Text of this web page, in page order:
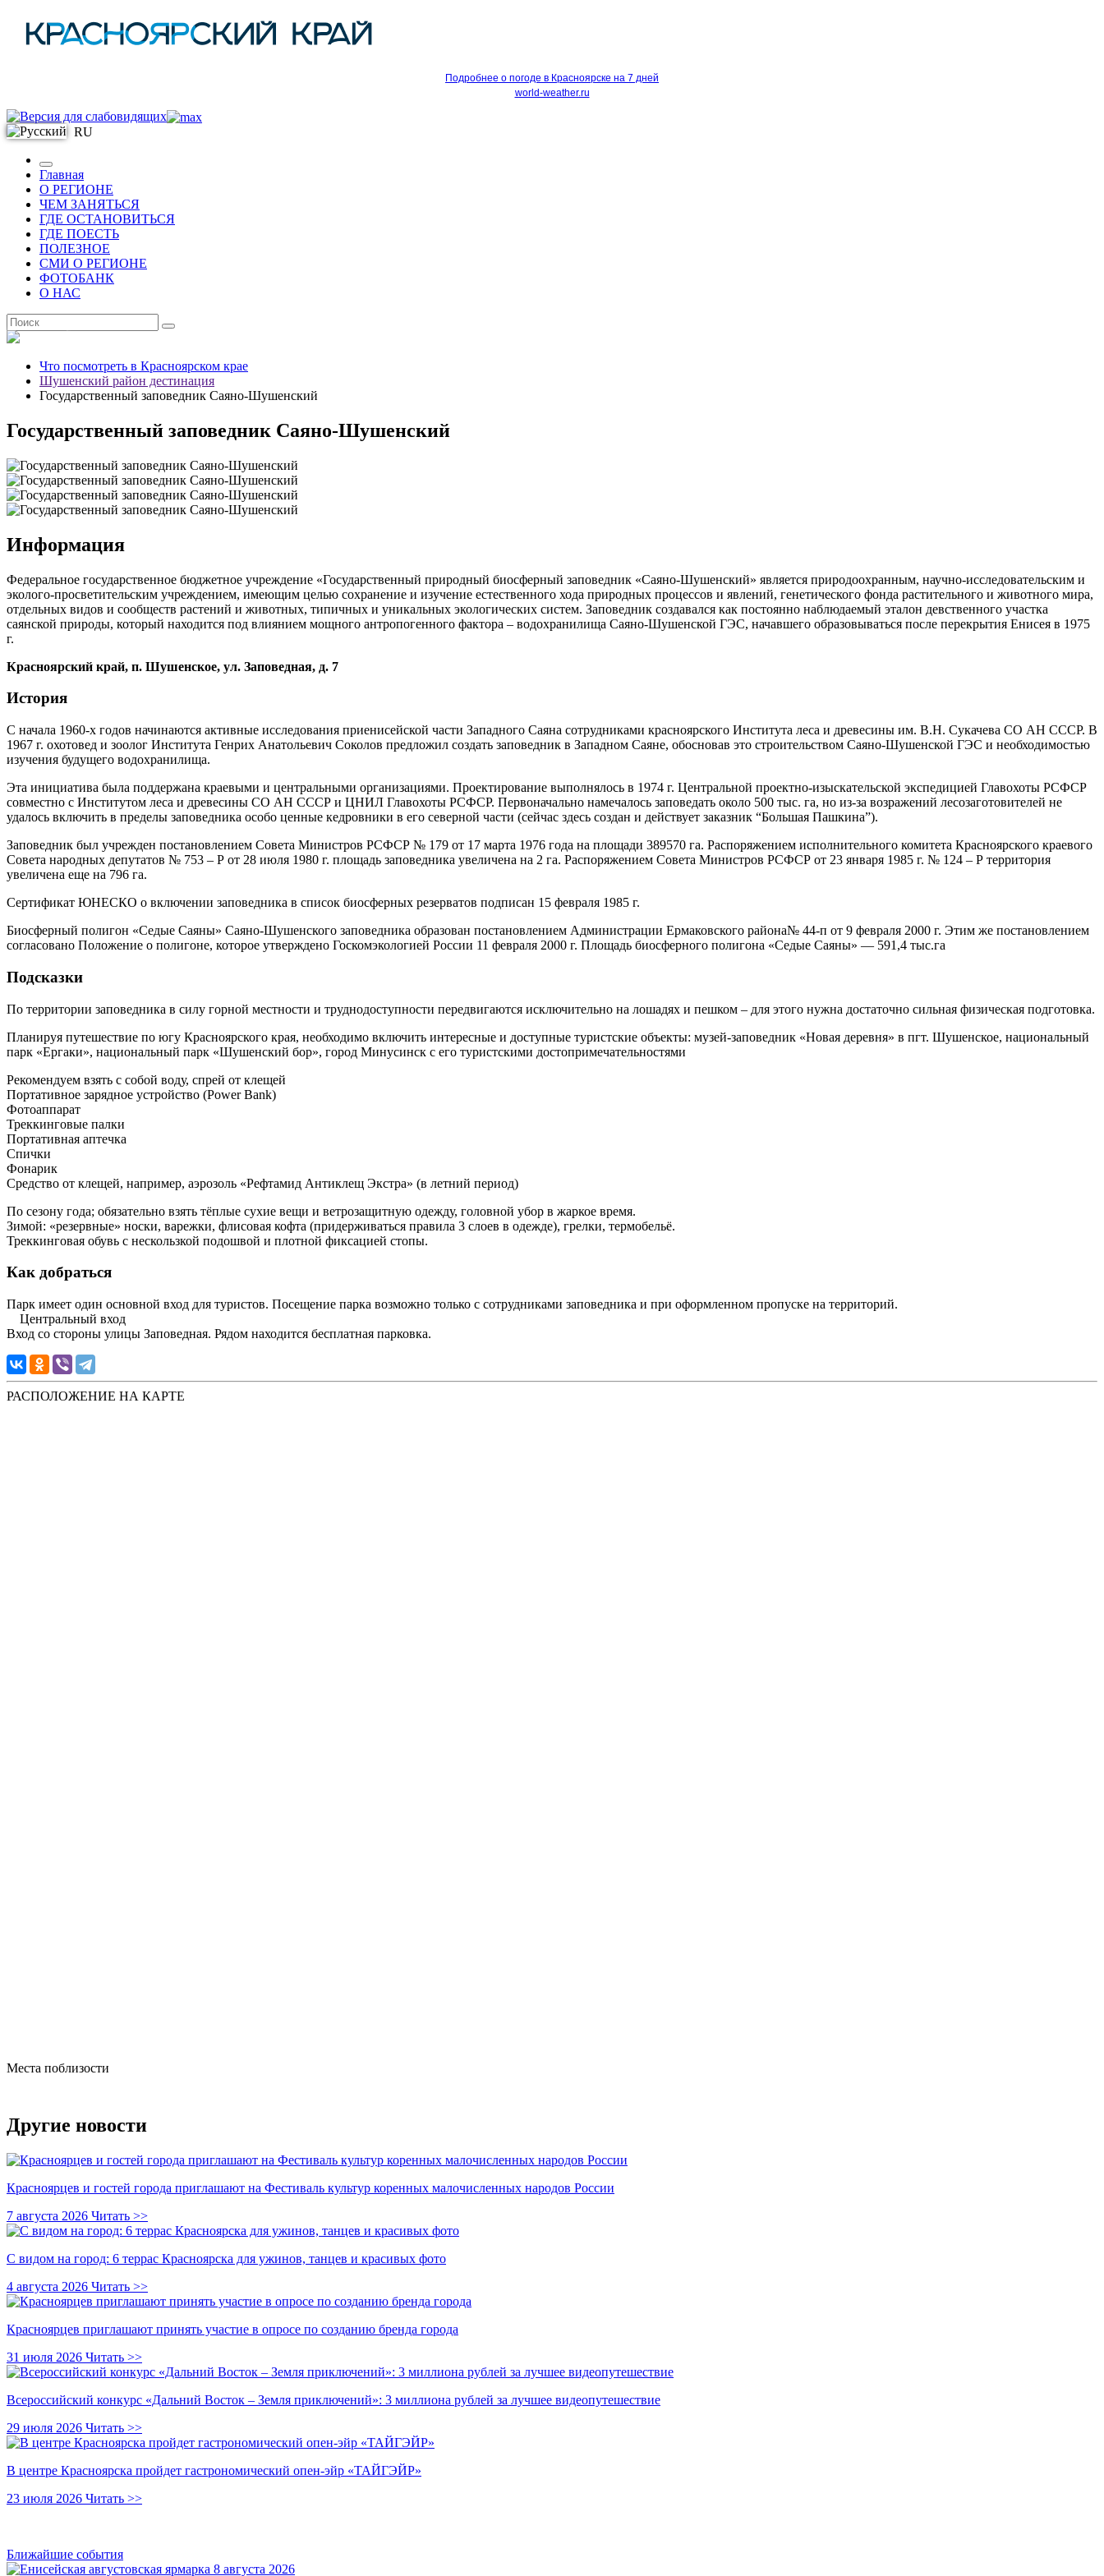
Подробнее о погоде в Красноярске на 7 дней
world-weather.ru
RU
Главная
О РЕГИОНЕ
ЧЕМ ЗАНЯТЬСЯ
ГДЕ ОСТАНОВИТЬСЯ
ГДЕ ПОЕСТЬ
ПОЛЕЗНОЕ
СМИ О РЕГИОНЕ
ФОТОБАНК
О НАС
Что посмотреть в Красноярском крае
Шушенский район дестинация
Государственный заповедник Саяно-Шушенский
Государственный заповедник Саяно-Шушенский
Информация
Федеральное государственное бюджетное учреждение «Государственный природный биосферный заповедник «Саяно-Шушенский» является природоохранным, научно-исследовательским и
эколого-просветительским учреждением, имеющим целью сохранение и изучение естественного хода природных процессов и явлений, генетического фонда растительного и животного мира,
отдельных видов и сообществ растений и животных, типичных и уникальных экологических систем. Заповедник создавался как постоянно наблюдаемый эталон девственного участка
саянской природы, который находится под влиянием мощного антропогенного фактора – водохранилища Саяно-Шушенской ГЭС, начавшего образовываться после перекрытия Енисея в 1975
г.
Красноярский край, п. Шушенское, ул. Заповедная, д. 7
История
С начала 1960-х годов начинаются активные исследования приенисейской части Западного Саяна сотрудниками красноярского Института леса и древесины им. В.Н. Сукачева СО АН СССР. В
1967 г. охотовед и зоолог Института Генрих Анатольевич Соколов предложил создать заповедник в Западном Саяне, обосновав это строительством Саяно-Шушенской ГЭС и необходимостью
изучения будущего водохранилища.
Эта инициатива была поддержана краевыми и центральными организациями. Проектирование выполнялось в 1974 г. Центральной проектно-изыскательской экспедицией Главохоты РСФСР
совместно с Институтом леса и древесины СО АН СССР и ЦНИЛ Главохоты РСФСР. Первоначально намечалось заповедать около 500 тыс. га, но из-за возражений лесозаготовителей не
удалось включить в пределы заповедника особо ценные кедровники в его северной части (сейчас здесь создан и действует заказник “Большая Пашкина”).
Заповедник был учрежден постановлением Совета Министров РСФСР № 179 от 17 марта 1976 года на площади 389570 га. Распоряжением исполнительного комитета Красноярского краевого
Совета народных депутатов № 753 – Р от 28 июля 1980 г. площадь заповедника увеличена на 2 га. Распоряжением Совета Министров РСФСР от 23 января 1985 г. № 124 – Р территория
увеличена еще на 796 га.
Сертификат ЮНЕСКО о включении заповедника в список биосферных резерватов подписан 15 февраля 1985 г.
Биосферный полигон «Седые Саяны» Саяно-Шушенского заповедника образован постановлением Администрации Ермаковского района№ 44-п от 9 февраля 2000 г. Этим же постановлением
согласовано Положение о полигоне, которое утверждено Госкомэкологией России 11 февраля 2000 г. Площадь биосферного полигона «Седые Саяны» — 591,4 тыс.га
Подсказки
По территории заповедника в силу горной местности и труднодоступности передвигаются исключительно на лошадях и пешком – для этого нужна достаточно сильная физическая подготовка.
Планируя путешествие по югу Красноярского края, необходимо включить интересные и доступные туристские объекты: музей-заповедник «Новая деревня» в пгт. Шушенское, национальный
парк «Ергаки», национальный парк «Шушенский бор», город Минусинск с его туристскими достопримечательностями
Рекомендуем взять с собой воду, спрей от клещей
Портативное зарядное устройство (Power Bank)
Фотоаппарат
Треккинговые палки
Портативная аптечка
Спички
Фонарик
Средство от клещей, например, аэрозоль «Рефтамид Антиклещ Экстра» (в летний период)
По сезону года; обязательно взять тёплые сухие вещи и ветрозащитную одежду, головной убор в жаркое время.
Зимой: «резервные» носки, варежки, флисовая кофта (придерживаться правила 3 слоев в одежде), грелки, термобельё.
Треккинговая обувь с нескользкой подошвой и плотной фиксацией стопы.
Как добраться
Парк имеет один основной вход для туристов. Посещение парка возможно только с сотрудниками заповедника и при оформленном пропуске на территорий.
Центральный вход
Вход со стороны улицы Заповедная. Рядом находится бесплатная парковка.
РАСПОЛОЖЕНИЕ НА КАРТЕ
Места поблизости
Другие новости
Красноярцев и гостей города приглашают на Фестиваль культур коренных малочисленных народов России
7 августа 2026 Читать >>
С видом на город: 6 террас Красноярска для ужинов, танцев и красивых фото
4 августа 2026 Читать >>
Красноярцев приглашают принять участие в опросе по созданию бренда города
31 июля 2026 Читать >>
Всероссийский конкурс «Дальний Восток – Земля приключений»: 3 миллиона рублей за лучшее видеопутешествие
29 июля 2026 Читать >>
В центре Красноярска пройдет гастрономический опен-эйр «ТАЙГЭЙР»
23 июля 2026 Читать >>
Ближайшие события
8 августа 2026